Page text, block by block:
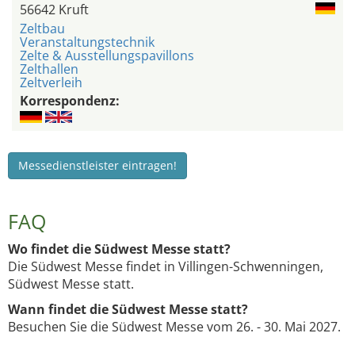
56642 Kruft
Zeltbau
Veranstaltungstechnik
Zelte & Ausstellungspavillons
Zelthallen
Zeltverleih
Korrespondenz:
Messedienstleister eintragen!
FAQ
Wo findet die Südwest Messe statt?
Die Südwest Messe findet in Villingen-Schwenningen,
Südwest Messe statt.
Wann findet die Südwest Messe statt?
Besuchen Sie die Südwest Messe vom 26. - 30. Mai 2027.